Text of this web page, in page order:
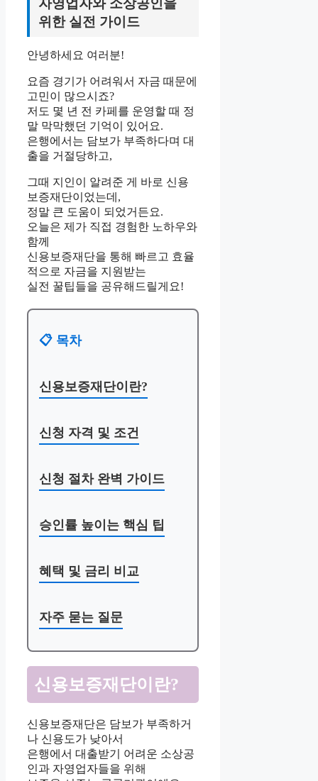
자영업자와 소상공인을
위한 실전 가이드
안녕하세요 여러분!
요즘 경기가 어려워서 자금 때문에
고민이 많으시죠?
저도 몇 년 전 카페를 운영할 때 정
말 막막했던 기억이 있어요.
은행에서는 담보가 부족하다며 대
출을 거절당하고,
그때 지인이 알려준 게 바로 신용
보증재단이었는데,
정말 큰 도움이 되었거든요.
오늘은 제가 직접 경험한 노하우와
함께
신용보증재단을 통해 빠르고 효율
적으로 자금을 지원받는
실전 꿀팁들을 공유해드릴게요!
📋 목차
신용보증재단이란?
신청 자격 및 조건
신청 절차 완벽 가이드
승인률 높이는 핵심 팁
혜택 및 금리 비교
자주 묻는 질문
신용보증재단이란?
신용보증재단은 담보가 부족하거
나 신용도가 낮아서
은행에서 대출받기 어려운 소상공
인과 자영업자들을 위해